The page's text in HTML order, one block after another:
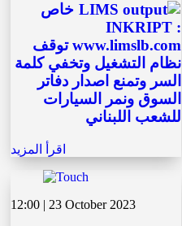
خاص
INKRIPT :
www.limslb.com توقف
نظام التشغيل وتخفي كلمة
السر وتمنع اصدار دفاتر
السوق ونمر السيارات
للشعب اللبناني
اقرأ المزيد
12:00 | 23 October 2023